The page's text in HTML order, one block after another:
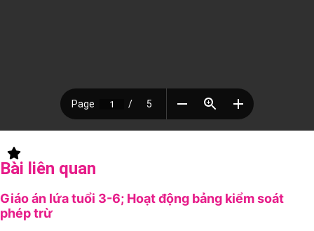
Bài liên quan
Giáo án lứa tuổi 3-6; Hoạt động bảng kiểm soát
phép trừ